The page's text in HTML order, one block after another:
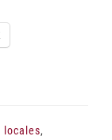
locales,